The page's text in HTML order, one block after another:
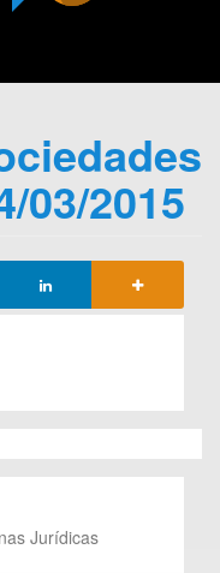
03/2015
Jurídicas